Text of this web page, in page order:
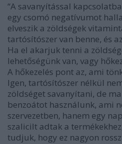
“A savanyítással
egy csomó negatívumot
elveszik a zöldségek
tartósítószer van benne, és
Ha el akarjuk tenni a
lehetőségünk van, vagy
A hőkezelés pont az, ami
Igen, tartósítószer nélkül
zöldséget savanyítani, de
benzoátot használunk, ami
szervezetben, hanem egy
szalicilt adtak a
tudjuk, hogy ez nagyon